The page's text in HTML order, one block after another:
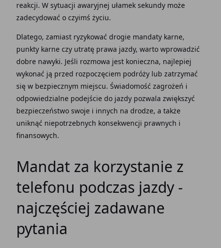
reakcji. W sytuacji awaryjnej ułamek sekundy może
zadecydować o czyimś życiu.
Dlatego, zamiast ryzykować drogie mandaty karne,
punkty karne czy utratę prawa jazdy, warto wprowadzić
dobre nawyki. Jeśli rozmowa jest konieczna, najlepiej
wykonać ją przed rozpoczęciem podróży lub zatrzymać
się w bezpiecznym miejscu. Świadomość zagrożeń i
odpowiedzialne podejście do jazdy pozwala zwiększyć
bezpieczeństwo swoje i innych na drodze, a także
uniknąć niepotrzebnych konsekwencji prawnych i
finansowych.
Mandat za korzystanie z
telefonu podczas jazdy -
najczęściej zadawane
pytania